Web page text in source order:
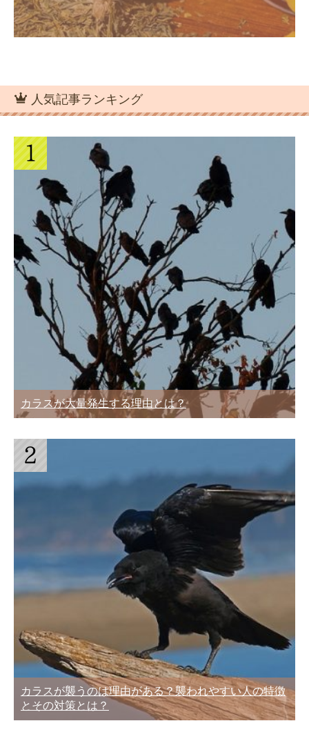
人気記事ランキング
カラスが大量発生する理由とは？
カラスが襲うのは理由がある？襲われやすい人の特徴
とその対策とは？